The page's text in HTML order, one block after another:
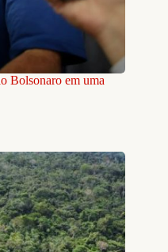
Bolsonaro em uma